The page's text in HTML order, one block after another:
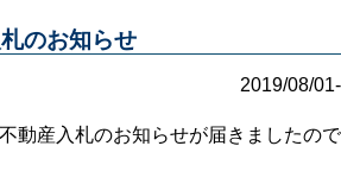
のお知らせ
2019/08/01-
動産入札のお知らせが届きましたので